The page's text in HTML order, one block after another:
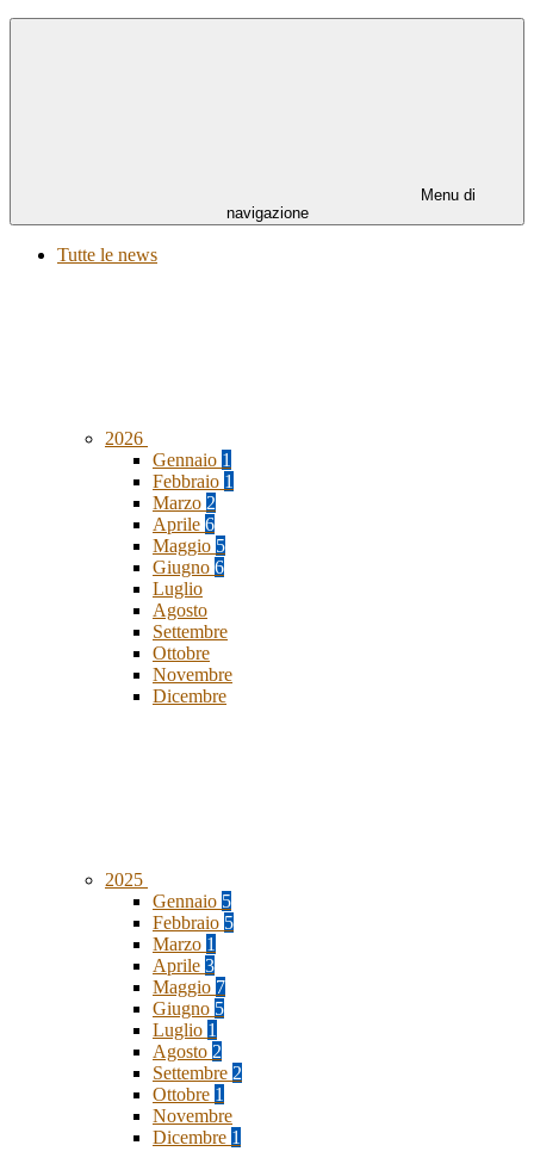
Menu di
navigazione
Tutte le news
2026
Gennaio 1
Febbraio 1
Marzo 2
Aprile 6
Maggio 5
Giugno 6
Luglio
Agosto
Settembre
Ottobre
Novembre
Dicembre
2025
Gennaio 5
Febbraio 5
Marzo 1
Aprile 3
Maggio 7
Giugno 5
Luglio 1
Agosto 2
Settembre 2
Ottobre 1
Novembre
Dicembre 1